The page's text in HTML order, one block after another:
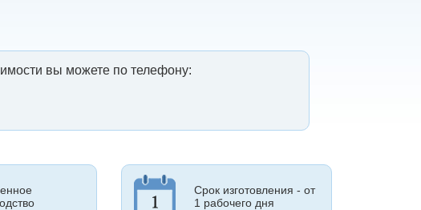
вы можете по телефону:
Срок изготовления - от
1 рабочего дня